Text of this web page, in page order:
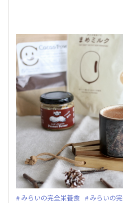
みらいの完全栄養食 みらいの